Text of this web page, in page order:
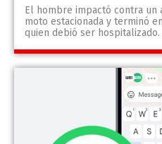
El hombre impactó contra un
moto estacionada y terminó
quien debió ser hospitalizado.